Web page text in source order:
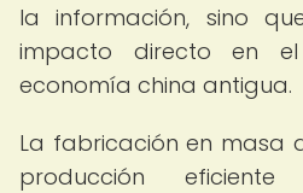
la información, sino
impacto directo en
economía china antigua.
La fabricación en masa
producción